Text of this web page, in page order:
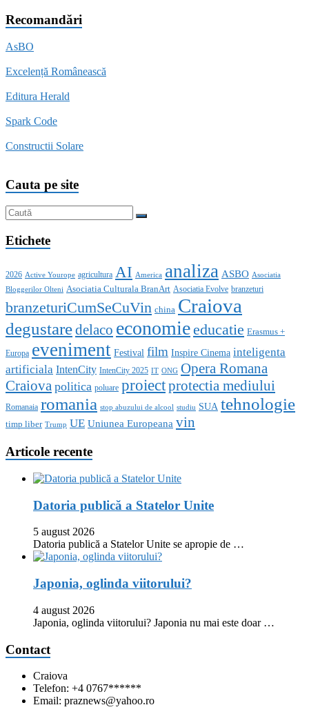
Recomandări
AsBO
Excelență Românească
Editura Herald
Spark Code
Constructii Solare
Cauta pe site
Etichete
2026 Active Yourope agricultura AI America analiza ASBO Asociatia
Bloggerilor Olteni Asociatia Culturala BranArt Asociatia Evolve branzeturi
branzeturiCumSeCuVin china Craiova
degustaredelaco economieeducatie Erasmus +
Europa eveniment Festival film Inspire Cinema inteligenta
artificiala IntenCity IntenCity 2025 IT ONG Opera Romana
Craiova politica poluare proiectprotectia mediului
Romanaia romania stop abuzului de alcool studiu SUA tehnologie
timp liber Trump UE Uniunea Europeana vin
Articole recente
Datoria publică a Statelor Unite
5 august 2026
Datoria publică a Statelor Unite se apropie de …
Japonia, oglinda viitorului?
4 august 2026
Japonia, oglinda viitorului? Japonia nu mai este doar …
Contact
Craiova
Telefon: +4 0767******
Email: praznews@yahoo.ro